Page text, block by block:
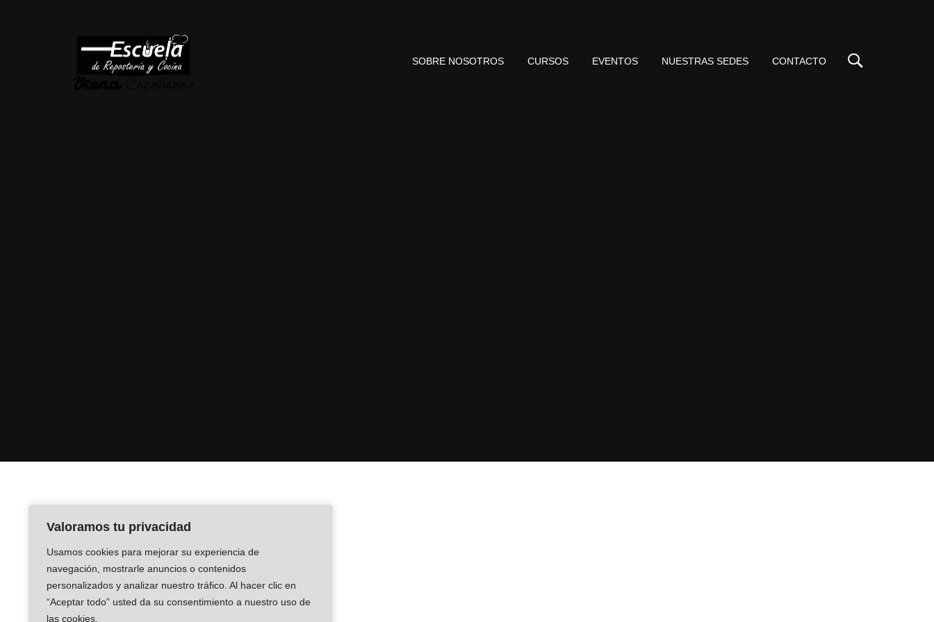
Valoramos tu privacidad
Usamos cookies para mejorar su experiencia de
navegación, mostrarle anuncios o contenidos
personalizados y analizar nuestro tráfico. Al hacer clic en
“Aceptar todo” usted da su consentimiento a nuestro uso de
las cookies.
SOBRE NOSOTROS CURSOS EVENTOS NUESTRAS SEDES CONTACTO